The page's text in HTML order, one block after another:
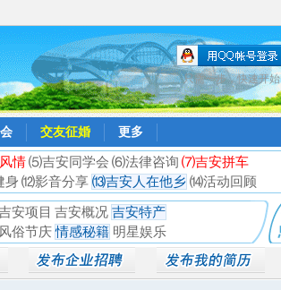
只需一步，快速开始
交友征婚 更多
情⑸吉安同学会 ⑹法律咨询 ⑺吉安拼车
身 ⑿影音分享 ⒀吉安人在他乡 ⒁活动回顾
安项目 吉安概况 吉安特产
风俗节庆 情感秘籍 明星娱乐